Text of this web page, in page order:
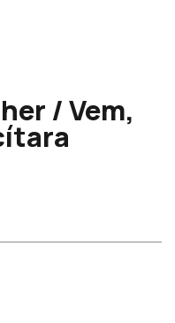
/ Vem,